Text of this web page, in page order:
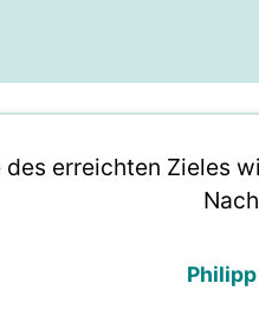
des erreichten Zieles